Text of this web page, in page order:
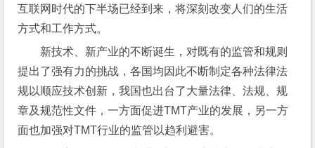
互联网时代的下半场已经到来，将深刻改变人们的生活
方式和工作方式。
新技术、新产业的不断诞生，对既有的监管和规则
提出了强有力的挑战，各国均因此不断制定各种法律法
规以顺应技术创新，我国也出台了大量法律、法规、规
章及规范性文件，一方面促进TMT产业的发展，另一方
面也加强对TMT行业的监管以趋利避害。